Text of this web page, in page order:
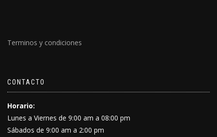
Terminos y condiciones
CONTACTO
Horario:
Lunes a Viernes de 9:00 am a 08:00 pm
Sábados de 9:00 am a 2:00 pm